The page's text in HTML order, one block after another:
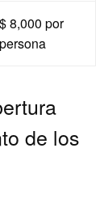
$ 8,000 por
persona
de los